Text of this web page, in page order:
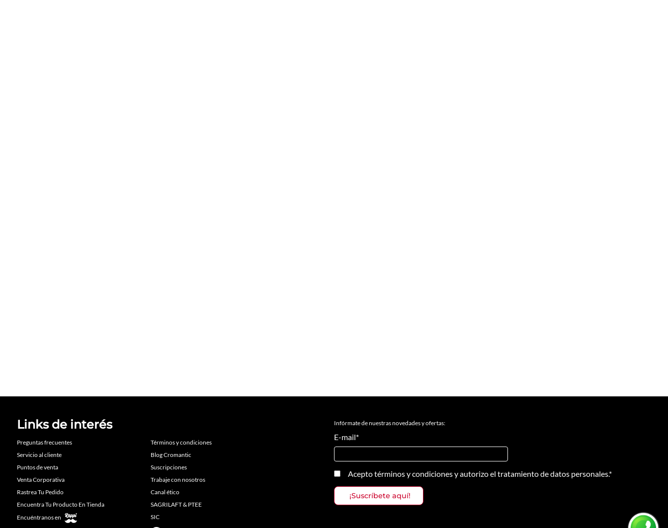
Links de interés
Preguntas frecuentes
Servicio al cliente
Puntos de venta
Venta Corporativa
Rastrea Tu Pedido
Encuentra Tu Producto En Tienda
Encuéntranos en
Términos y condiciones
Blog Cromantic
Suscripciones
Trabaje con nosotros
Canal ético
SAGRILAFT & PTEE
SIC
Infórmate de nuestras novedades y ofertas:
E-mail*
Aceptotérminos y condicionesyautorizo el tratamiento de datos personales.*